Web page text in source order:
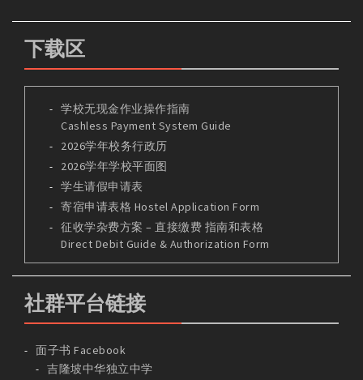
下载区
学校无现金作业操作指南
Cashless Payment System Guide
2026学年校务行政历
2026学年学校平面图
学生请假申请表
寄宿申请表格 Hostel Application Form
征收学杂费方案 – 直接缴费 指南和表格
Direct Debit Guide & Authorization Form
社群平台链接
面子书 Facebook
吉隆坡中华独立中学